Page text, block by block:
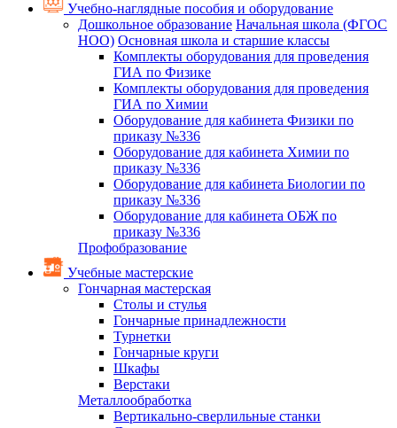
Учебно-наглядные пособия и оборудование
Дошкольное образование Начальная школа (ФГОС
НОО) Основная школа и старшие классы
Комплекты оборудования для проведения
ГИА по Физике
Комплекты оборудования для проведения
ГИА по Химии
Оборудование для кабинета Физики по
приказу №336
Оборудование для кабинета Химии по
приказу №336
Оборудование для кабинета Биологии по
приказу №336
Оборудование для кабинета ОБЖ по
приказу №336
Профобразование
Учебные мастерские
Гончарная мастерская
Столы и стулья
Гончарные принадлежности
Турнетки
Гончарные круги
Шкафы
Верстаки
Металлообработка
Вертикально-сверлильные станки